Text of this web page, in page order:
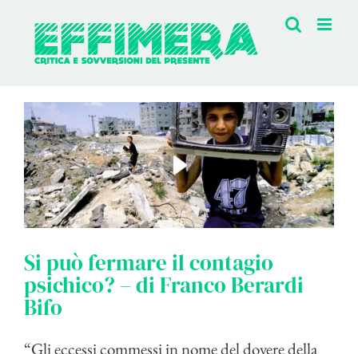
contenuto
Si può fermare il contagio
psichico? – di Franco Berardi
Bifo
“Gli eccessi commessi in nome del dovere della